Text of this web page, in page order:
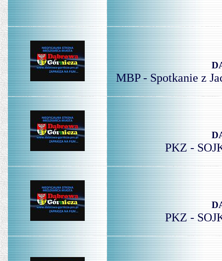
MBP - Spotkanie z
PKZ -
PKZ -